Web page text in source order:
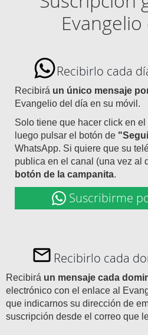
Recibirlo cada
Recibirá un único mensaje
Evangelio del día en su móvil.
Solo tiene que hacer click en
luego pulsar el botón de
WhatsApp. Si quiere que su
publica en el canal (una vez al
botón de la campanita.
Suscribirme
Recibirlo cada
Recibirá un mensaje cada
electrónico con el enlace al
que indicarnos su dirección de
suscripción desde el correo que